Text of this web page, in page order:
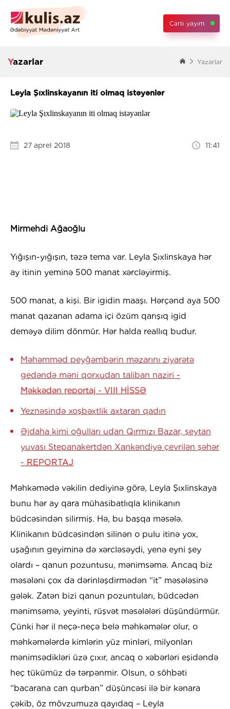
Canlı yayım
Yazarlar Yazarlar
Leyla Şıxlinskayanın iti olmaq istəyənlər
27 aprel 2018 11:41
Mirmehdi Ağaoğlu
Yığışın-yığışın, təzə tema var. Leyla Şıxlinskaya hər
ay itinin yeminə 500 manat xərcləyirmiş.
500 manat, a kişi. Bir igidin maaşı. Hərçənd aya 500
manat qazanan adama içi özüm qarışıq igid
deməyə dilim dönmür. Hər halda reallıq budur.
Məhəmməd peyğəmbərin məzarını ziyarətə
gedəndə məni qorxudan taliban naziri -
Məkkədən reportaj - VIII HİSSƏ
Yeznəsində xoşbəxtlik axtaran qadın
Əjdaha kimi oğulları udan Qırmızı Bazar, şeytan
yuvası Stepanakertdən Xankəndiyə çevrilən şəhər
- REPORTAJ
Məhkəmədə vəkilin dediyinə görə, Leyla Şıxlinskaya
bunu hər ay qara mühasibatlıqla klinikanın
büdcəsindən silirmiş. Hə, bu başqa məsələ.
Klinikanın büdcəsindən silinən o pulu itinə yox,
uşağının geyiminə də xərcləsəydi, yenə eyni şey
olardı – qanun pozuntusu, mənimsəmə. Ancaq biz
məsələni çox da dərinləşdirmədən “it” məsələsinə
gələk. Zatən bizi qanun pozuntuları, büdcədən
mənimsəmə, yeyinti, rüşvət məsələləri düşündürmür.
Çünki hər il neçə-neçə belə məhkəmələr olur, o
məhkəmələrdə kimlərin yüz minləri, milyonları
mənimsədikləri üzə çıxır, ancaq o xəbərləri eşidəndə
heç tükümüz də tərpənmir. Olsun, o söhbəti
“bacarana can qurban” düşüncəsi ilə bir kənara
çəkib, öz mövzumuza qayıdaq – Leyla